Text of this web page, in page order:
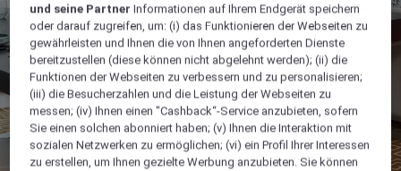
und seine Partner Informationen auf Ihrem Endgerät speichern
oder darauf zugreifen, um: (i) das Funktionieren der Webseiten zu
gewährleisten und Ihnen die von Ihnen angeforderten Dienste
bereitzustellen (diese können nicht abgelehnt werden); (ii) die
Funktionen der Webseiten zu verbessern und zu personalisieren;
(iii) die Besucherzahlen und die Leistung der Webseiten zu
messen; (iv) Ihnen einen "Cashback“-Service anzubieten, sofern
Sie einen solchen abonniert haben; (v) Ihnen die Interaktion mit
sozialen Netzwerken zu ermöglichen; (vi) ein Profil Ihrer Interessen
zu erstellen, um Ihnen gezielte Werbung anzubieten. Sie können